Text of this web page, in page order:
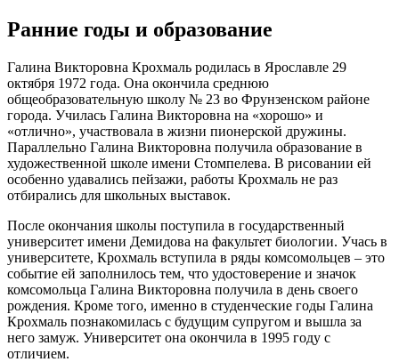
Ранние годы и образование
Галина Викторовна Крохмаль родилась в Ярославле 29
октября 1972 года. Она окончила среднюю
общеобразовательную школу № 23 во Фрунзенском районе
города. Училась Галина Викторовна на «хорошо» и
«отлично», участвовала в жизни пионерской дружины.
Параллельно Галина Викторовна получила образование в
художественной школе имени Стомпелева. В рисовании ей
особенно удавались пейзажи, работы Крохмаль не раз
отбирались для школьных выставок.
После окончания школы поступила в государственный
университет имени Демидова на факультет биологии. Учась в
университете, Крохмаль вступила в ряды комсомольцев – это
событие ей заполнилось тем, что удостоверение и значок
комсомольца Галина Викторовна получила в день своего
рождения. Кроме того, именно в студенческие годы Галина
Крохмаль познакомилась с будущим супругом и вышла за
него замуж. Университет она окончила в 1995 году с
отличием.